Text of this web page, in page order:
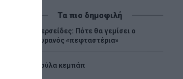
Τα πιο δημοφιλή
Περσείδες: Πότε θα γεμίσει ο
ουρανός «πεφταστέρια»
Λούλα κεμπάπ